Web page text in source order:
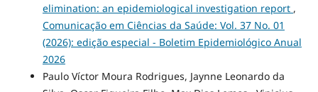
elimination: an epidemiological investigation report ,
Comunicação em Ciências da Saúde: Vol. 37 No. 01
(2026): edição especial - Boletim Epidemiológico Anual
2026
Paulo Víctor Moura Rodrigues, Jaynne Leonardo da